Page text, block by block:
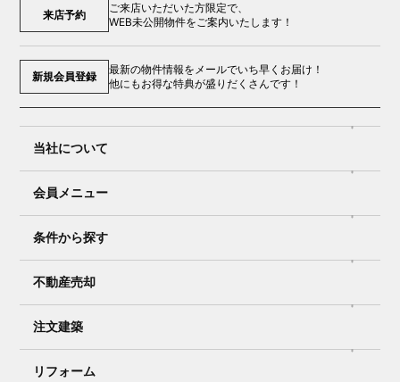
来店予約
ご来店いただいた方限定で、
WEB未公開物件をご案内いたします！
新規会員登録
最新の物件情報をメールでいち早くお届け！
他にもお得な特典が盛りだくさんです！
当社について
会員メニュー
条件から探す
不動産売却
注文建築
リフォーム